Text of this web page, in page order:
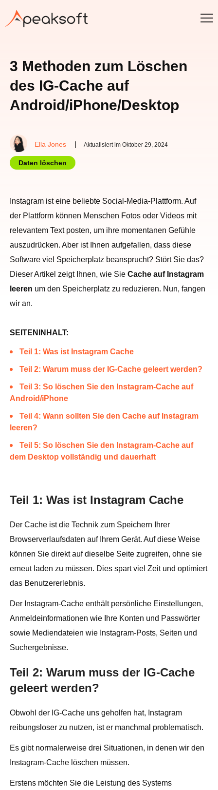
3 Methoden zum Löschen
des IG-Cache auf
Android/iPhone/Desktop
Ella Jones Aktualisiert im Oktober 29, 2024
Daten löschen
Instagram ist eine beliebte Social-Media-Plattform. Auf
der Plattform können Menschen Fotos oder Videos mit
relevantem Text posten, um ihre momentanen Gefühle
auszudrücken. Aber ist Ihnen aufgefallen, dass diese
Software viel Speicherplatz beansprucht? Stört Sie das?
Dieser Artikel zeigt Ihnen, wie Sie Cache auf Instagram
leeren um den Speicherplatz zu reduzieren. Nun, fangen
wir an.
SEITENINHALT:
Teil 1: Was ist Instagram Cache
Teil 2: Warum muss der IG-Cache geleert werden?
Teil 3: So löschen Sie den Instagram-Cache auf
Android/iPhone
Teil 4: Wann sollten Sie den Cache auf Instagram
leeren?
Teil 5: So löschen Sie den Instagram-Cache auf
dem Desktop vollständig und dauerhaft
Teil 1: Was ist Instagram Cache
Der Cache ist die Technik zum Speichern Ihrer
Browserverlaufsdaten auf Ihrem Gerät. Auf diese Weise
können Sie direkt auf dieselbe Seite zugreifen, ohne sie
erneut laden zu müssen. Dies spart viel Zeit und optimiert
das Benutzererlebnis.
Der Instagram-Cache enthält persönliche Einstellungen,
Anmeldeinformationen wie Ihre Konten und Passwörter
sowie Mediendateien wie Instagram-Posts, Seiten und
Suchergebnisse.
Teil 2: Warum muss der IG-Cache
geleert werden?
Obwohl der IG-Cache uns geholfen hat, Instagram
reibungsloser zu nutzen, ist er manchmal problematisch.
Es gibt normalerweise drei Situationen, in denen wir den
Instagram-Cache löschen müssen.
Erstens möchten Sie die Leistung des Systems